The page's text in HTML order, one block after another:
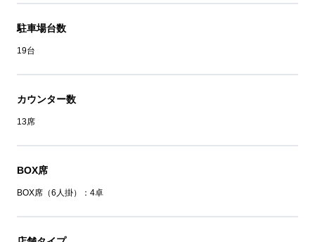
駐車場台数
19台
カウンター数
13席
BOX席
BOX席（6人掛）：4卓